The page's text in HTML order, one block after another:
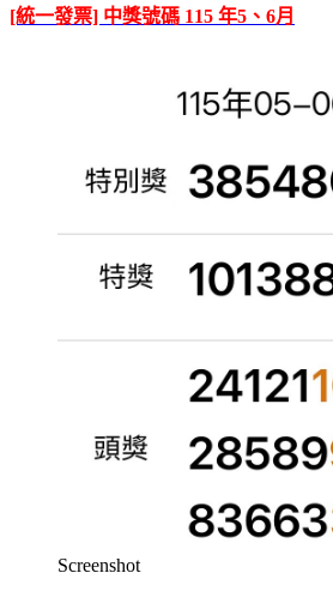
[統一發票] 中獎號碼 115 年5、6月
Screenshot